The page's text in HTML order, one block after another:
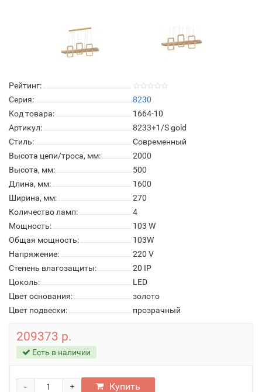
Рейтинг:
Серия:
8230
Код товара:
1664-10
Артикул:
8233+1/S gold
Стиль:
Современный
Высота цепи/троса, мм:
2000
Высота, мм:
500
Длина, мм:
1600
Ширина, мм:
270
Количество ламп:
4
Мощность:
103 W
Общая мощность:
103W
Напряжение:
220 V
Степень влагозащиты:
20 IP
Цоколь:
LED
Цвет основания:
золото
Цвет подвески:
прозрачный
209373 р.
Есть в наличии
+
- Купить